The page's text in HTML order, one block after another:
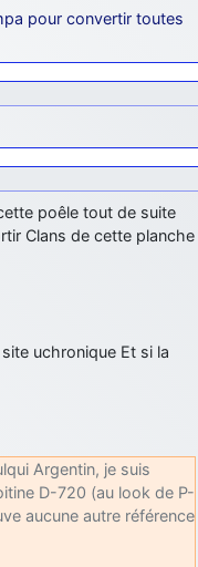
pour convertir toutes
poêle tout de suite
Clans de cette planche
uchronique Et si la
Argentin, je suis
D-720 (au look de P-
aucune autre référence